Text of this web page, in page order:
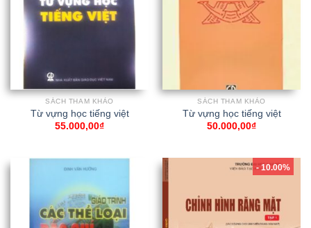
SÁCH THAM KHẢO
Từ vựng học tiếng việt
55.000,00₫
SÁCH THAM KHẢO
Từ vựng học tiếng việt
50.000,00₫
- 10.00%